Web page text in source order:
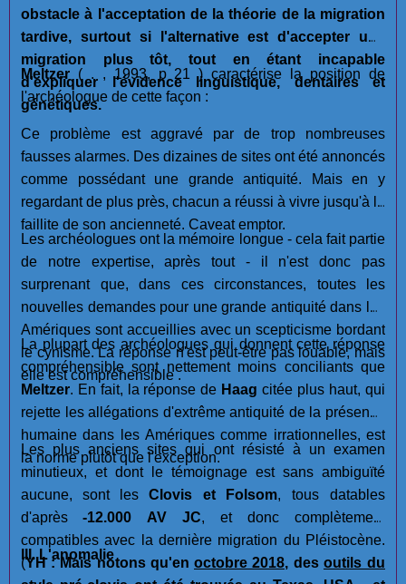
obstacle à l'acceptation de la théorie de la migration
tardive, surtout si l'alternative est d'accepter une
migration plus tôt, tout en étant incapable
d'expliquer l'évidence linguistique, dentaires et
génétiques.
Meltzer ( . , 1993, p 21 ) caractérise la position de
l'archéologue de cette façon :
Ce problème est aggravé par de trop nombreuses
fausses alarmes. Des dizaines de sites ont été annoncés
comme possédant une grande antiquité. Mais en y
regardant de plus près, chacun a réussi à vivre jusqu'à la
faillite de son ancienneté. Caveat emptor.
Les archéologues ont la mémoire longue - cela fait partie
de notre expertise, après tout - il n'est donc pas
surprenant que, dans ces circonstances, toutes les
nouvelles demandes pour une grande antiquité dans les
Amériques sont accueillies avec un scepticisme bordant
le cynisme. La réponse n'est peut-être pas louable, mais
elle est compréhensible .
La plupart des archéologues qui donnent cette réponse
compréhensible sont nettement moins conciliants que
Meltzer. En fait, la réponse de Haag citée plus haut, qui
rejette les allégations d'extrême antiquité de la présence
humaine dans les Amériques comme irrationnelles, est
la norme plutôt que l'exception.
Les plus anciens sites qui ont résisté à un examen
minutieux, et dont le témoignage est sans ambiguïté
aucune, sont les Clovis et Folsom, tous datables
d'après -12.000 AV JC, et donc complètement
compatibles avec la dernière migration du Pléistocène.
(YH : Mais notons qu'en octobre 2018, des outils du
III. L'anomalie